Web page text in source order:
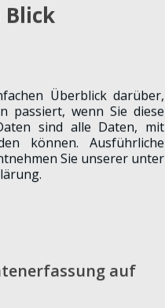
in einem Antrag
haben. Darüber
Konzeptes zu
Blick
Überblick darüber,
passiert, wenn Sie diese
sind alle Daten, mit
können. Ausführliche
Sie unserer unter
auf